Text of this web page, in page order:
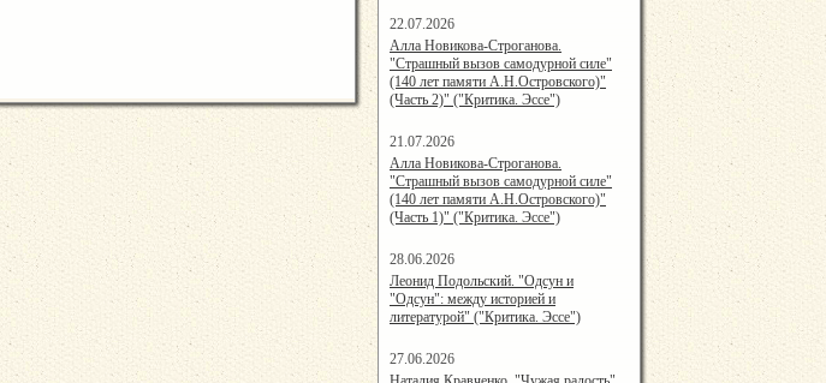
22.07.2026
15:48:05
Алла Новикова-Строганова.
"Страшный вызов самодурной силе"
(140 лет памяти А.Н.Островского)"
(Часть 2)" ("Критика. Эссе")
21.07.2026
15:08:00
Алла Новикова-Строганова.
"Страшный вызов самодурной силе"
(140 лет памяти А.Н.Островского)"
(Часть 1)" ("Критика. Эссе")
28.06.2026
20:25:38
Леонид Подольский. "Одсун и
"Одсун": между историей и
литературой" ("Критика. Эссе")
27.06.2026
21:19:00